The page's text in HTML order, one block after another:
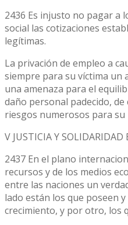
2436 Es injusto no pagar a
social las cotizaciones
legítimas.
La privación de empleo a
siempre para su víctima un
una amenaza para el
daño personal padecido,
riesgos numerosos para su
V JUSTICIA Y SOLIDARIDAD
2437 En el plano
recursos y de los medios
entre las naciones un
lado están los que poseen
crecimiento, y por otro, los